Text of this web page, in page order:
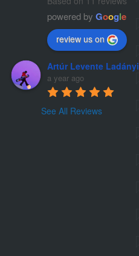
powered by Google
review us on
Artúr Levente Ladányi
a year ago
See All Reviews